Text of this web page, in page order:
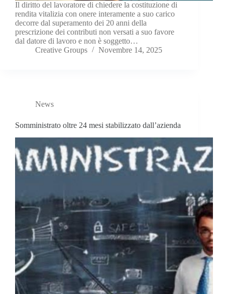
Il diritto del lavoratore di chiedere la costituzione di
rendita vitalizia con onere interamente a suo carico
decorre dal superamento dei 20 anni della
prescrizione dei contributi non versati a suo favore
dal datore di lavoro e non è soggetto…
Creative Groups
Novembre 14, 2025
News
Somministrato oltre 24 mesi stabilizzato dall’azienda